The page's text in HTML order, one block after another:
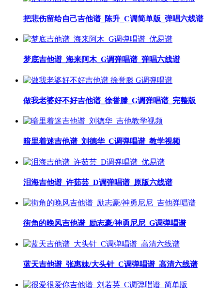
把悲伤留给自己吉他谱_陈升_C调简单版_弹唱六线谱
梦底吉他谱_海来阿木_G调弹唱谱_弹唱六线谱
做我老婆好不好吉他谱_徐誉滕_G调弹唱谱_完整版
暗里着迷吉他谱_刘德华_C调弹唱谱_教学视频
泪海吉他谱_许茹芸_D调弹唱谱_原版六线谱
街角的晚风吉他谱_励志豪/神勇尼尼_G调弹唱谱
蓝天吉他谱_张惠妹/大头针_C调弹唱谱_高清六线谱